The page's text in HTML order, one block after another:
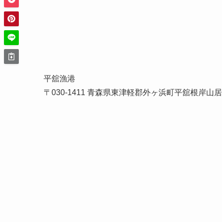
平舘漁港
〒030-1411 青森県東津軽郡外ヶ浜町平舘根岸山